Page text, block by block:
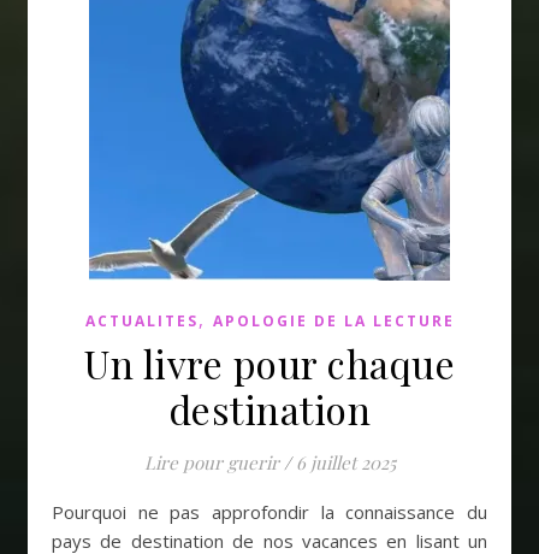
ACTUALITES, APOLOGIE DE LA LECTURE
Un livre pour chaque
destination
Lire pour guerir / 6 juillet 2025
Pourquoi ne pas approfondir la connaissance du
pays de destination de nos vacances en lisant un